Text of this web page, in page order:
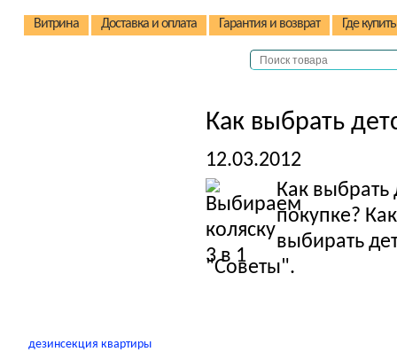
Витрина Доставка и оплата Гарантия и возврат Где купить
Как выбрать
12.03.2012
Как выбрать
покупке?
выбирать
"Советы".
дезинсекция квартиры